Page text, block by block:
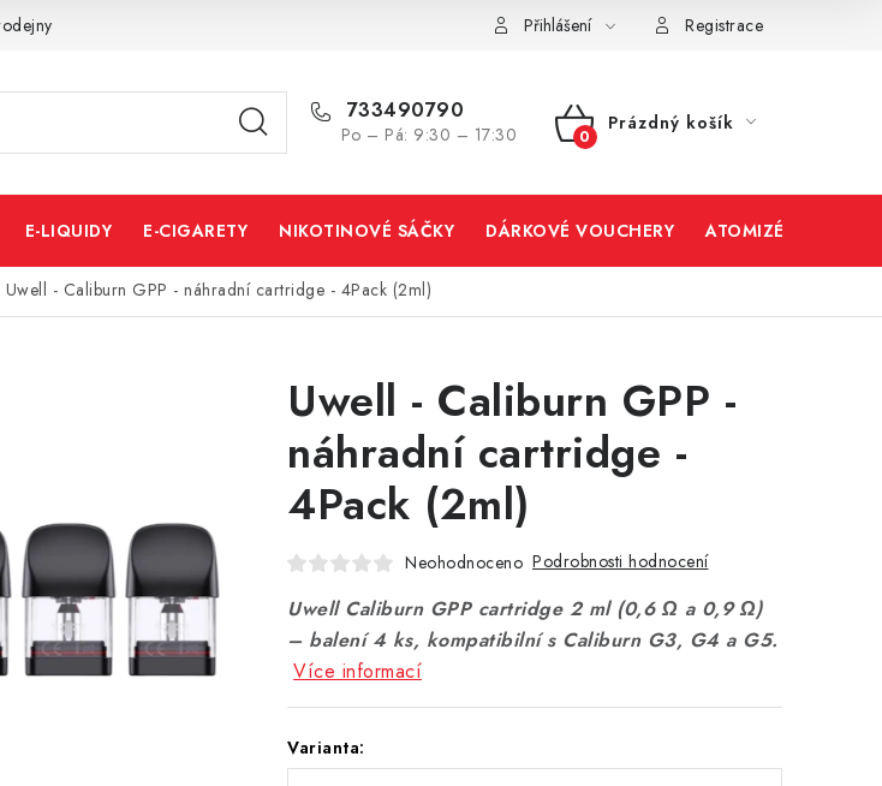
Přihlášení Registrace
733490790
Po – Pá: 9:30 – 17:30
NÁKUPNÍ
Prázdný košík
E-LIQUIDY E-CIGARETY NIKOTINOVÉ SÁČKY DÁRKOVÉ VOUCHERY ATOMIZÉRY A
Uwell - Caliburn GPP - náhradní cartridge - 4Pack (2ml)
Uwell - Caliburn GPP -
náhradní cartridge -
4Pack (2ml)
Neohodnoceno Podrobnosti hodnocení
Uwell Caliburn GPP cartridge 2 ml (0,6 Ω a 0,9 Ω)
– balení 4 ks, kompatibilní s Caliburn G3, G4 a G5.
Více informací
Varianta: